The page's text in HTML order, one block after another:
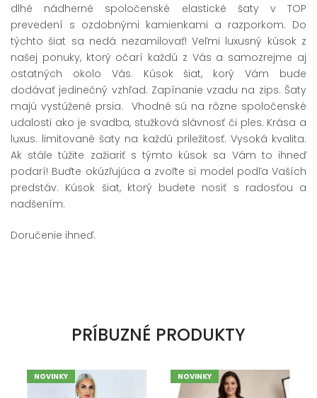
dlhé nádherné spoločenské elastické šaty v TOP
prevedení s ozdobnými kamienkami a razporkom. Do
týchto šiat sa nedá nezamilovať! Veľmi luxusný kúsok z
našej ponuky, ktorý očarí každú z Vás a samozrejme aj
ostatných okolo Vás. Kúsok šiat, korý Vám bude
dodávať jedinečný vzhľad. Zapínanie vzadu na zips. Šaty
majú vystúžené prsia. Vhodné sú na rôzne spoločenské
udalosti ako je svadba, stužková slávnosť či ples. Krása a
luxus. limitované šaty na každú priležitosť. Vysoká kvalita.
Ak stále túžite zažiariť s týmto kúsok sa Vám to ihneď
podarí! Buďte okúzľujúca a zvoľte si model podľa Vaších
predstáv. Kúsok šiat, ktorý budete nosiť s radosťou a
nadšením.
Doručenie ihneď.
PRÍBUZNÉ PRODUKTY
NOVINKY NOVINKY